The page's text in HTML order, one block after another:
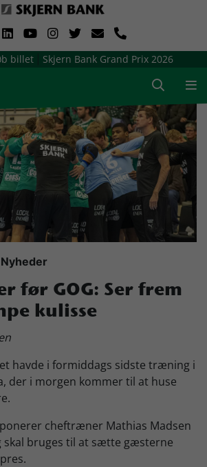
billet Skjern Bank Grand Prix 2026
Prix
før GOG: Ser frem
kulisse
havde i formiddags sidste træning i
der i morgen kommer til at huse
cheftræner Mathias Madsen
skal bruges til at sætte gæsterne